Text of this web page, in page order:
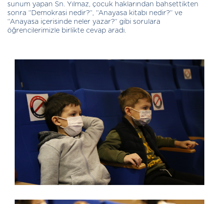
sunum yapan Sn. Yılmaz, çocuk haklarından bahsettikten
sonra ‘’Demokrasi nedir?’’, ‘’Anayasa kitabı nedir?’’ ve
‘’Anayasa içerisinde neler yazar?’’ gibi sorulara
öğrencilerimizle birlikte cevap aradı.